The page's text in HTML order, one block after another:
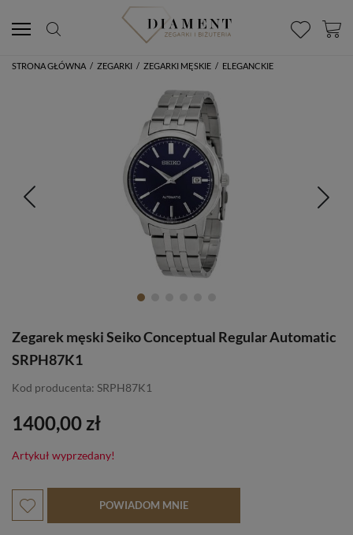
STRONA GŁÓWNA / ZEGARKI / ZEGARKI MĘSKIE / ELEGANCKIE
Zegarek męski Seiko Conceptual Regular Automatic
SRPH87K1
Kod producenta: SRPH87K1
1400,00 zł
Artykuł wyprzedany!
POWIADOM MNIE